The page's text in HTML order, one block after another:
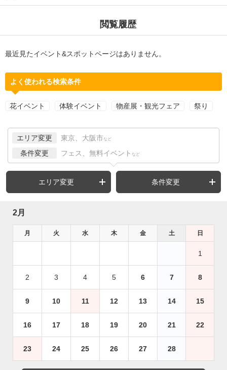
閲覧履歴
最近見たイベント&スポットページはありません。
よく使われる検索条件
花イベント 体験イベント 物産展・観光フェア 祭り
エリア変更 東京、大阪市 など
条件変更 フェス、無料イベント など
エリア変更 条件変更
2月
月 火 水 木 金 土 日
1
2 3 4 5 6 7 8
9 10 11 12 13 14 15
16 17 18 19 20 21 22
23 24 25 26 27 28